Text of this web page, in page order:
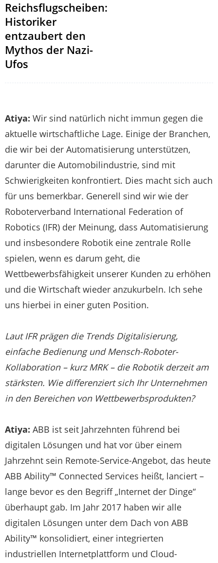
Reichsflugscheiben:
Historiker
entzaubert den
Mythos der Nazi-
Ufos
Atiya: Wir sind natürlich nicht immun gegen die
aktuelle wirtschaftliche Lage. Einige der Branchen,
die wir bei der Automatisierung unterstützen,
darunter die Automobilindustrie, sind mit
Schwierigkeiten konfrontiert. Dies macht sich auch
für uns bemerkbar. Generell sind wir wie der
Roboterverband International Federation of
Robotics (IFR) der Meinung, dass Automatisierung
und insbesondere Robotik eine zentrale Rolle
spielen, wenn es darum geht, die
Wettbewerbsfähigkeit unserer Kunden zu erhöhen
und die Wirtschaft wieder anzukurbeln. Ich sehe
uns hierbei in einer guten Position.
Laut IFR prägen die Trends Digitalisierung,
einfache Bedienung und Mensch-Roboter-
Kollaboration – kurz MRK – die Robotik derzeit am
stärksten. Wie differenziert sich Ihr Unternehmen
in den Bereichen von Wettbewerbsprodukten?
Atiya: ABB ist seit Jahrzehnten führend bei
digitalen Lösungen und hat vor über einem
Jahrzehnt sein Remote-Service-Angebot, das heute
ABB Ability™ Connected Services heißt, lanciert –
lange bevor es den Begriff „Internet der Dinge“
überhaupt gab. Im Jahr 2017 haben wir alle
digitalen Lösungen unter dem Dach von ABB
Ability™ konsolidiert, einer integrierten
industriellen Internetplattform und Cloud-